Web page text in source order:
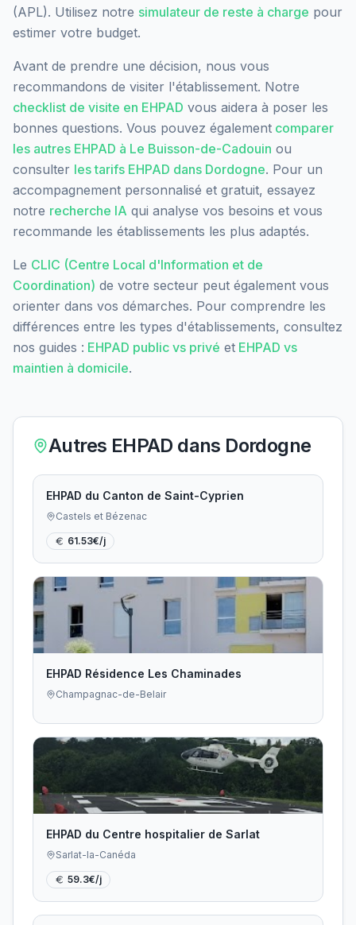
(APL). Utilisez notre simulateur de reste à charge pour
estimer votre budget.
Avant de prendre une décision, nous vous
recommandons de visiter l'établissement. Notre
checklist de visite en EHPAD vous aidera à poser les
bonnes questions. Vous pouvez également comparer
les autres EHPAD à Le Buisson-de-Cadouin ou
consulter les tarifs EHPAD dans Dordogne. Pour un
accompagnement personnalisé et gratuit, essayez
notre recherche IA qui analyse vos besoins et vous
recommande les établissements les plus adaptés.
Le CLIC (Centre Local d'Information et de
Coordination) de votre secteur peut également vous
orienter dans vos démarches. Pour comprendre les
différences entre les types d'établissements, consultez
nos guides : EHPAD public vs privé et EHPAD vs
maintien à domicile.
Autres EHPAD dans Dordogne
EHPAD du Canton de Saint-Cyprien
Castels et Bézenac
61.53€/j
EHPAD Résidence Les Chaminades
Champagnac-de-Belair
EHPAD du Centre hospitalier de Sarlat
Sarlat-la-Canéda
59.3€/j